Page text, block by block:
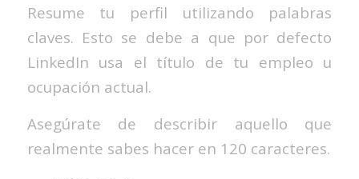
Resume tu perfil utilizando palabras
claves. Esto se debe a que por defecto
LinkedIn usa el título de tu empleo u
ocupación actual.
Asegúrate de describir aquello que
realmente sabes hacer en 120 caracteres.